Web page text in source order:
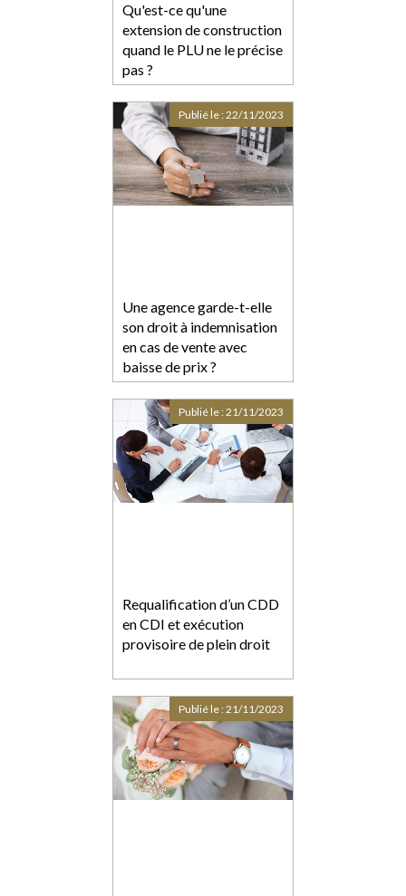
Qu'est-ce qu'une
extension de construction
quand le PLU ne le précise
pas ?
Une agence garde-t-elle
son droit à indemnisation
en cas de vente avec
baisse de prix ?
Publié le :22/11/2023
Requalification d’un CDD
en CDI et exécution
provisoire de plein droit
Publié le :21/11/2023
Publié le :21/11/2023